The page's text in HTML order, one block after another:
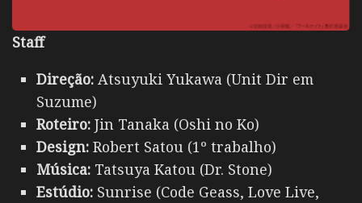
Staff
Direção: Atsuyuki Yukawa (Unit Dir em
Suzume)
Roteiro: Jin Tanaka (Oshi no Ko)
Design: Robert Satou (1º trabalho)
Música: Tatsuya Katou (Dr. Stone)
Estúdio: Sunrise (Code Geass, Love Live,